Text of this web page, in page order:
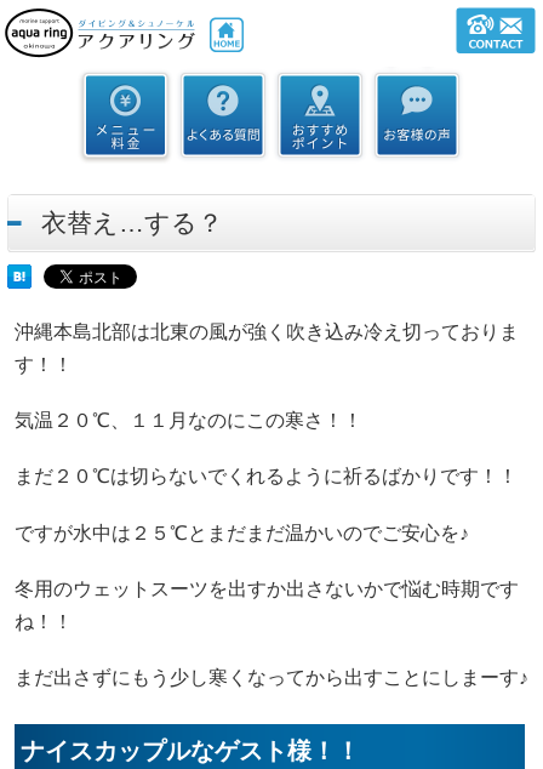
衣替え…する？
沖縄本島北部は北東の風が強く吹き込み冷え切っておりま
す！！
気温２０℃、１１月なのにこの寒さ！！
まだ２０℃は切らないでくれるように祈るばかりです！！
ですが水中は２５℃とまだまだ温かいのでご安心を♪
冬用のウェットスーツを出すか出さないかで悩む時期です
ね！！
まだ出さずにもう少し寒くなってから出すことにしまーす♪
ナイスカップルなゲスト様！！